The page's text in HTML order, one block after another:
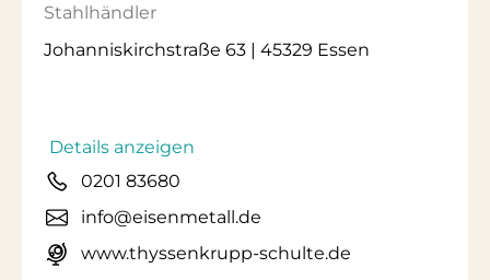
Stahlhändler
Johanniskirchstraße 63 | 45329 Essen
Details anzeigen
0201 83680
info@eisenmetall.de
www.thyssenkrupp-schulte.de